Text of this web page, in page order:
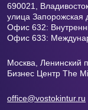
690021,
улица Запорожская
Офис 632:
Офис 633:
Москва, Ленинский
Бизнес Центр The
office@vostokintur.ru